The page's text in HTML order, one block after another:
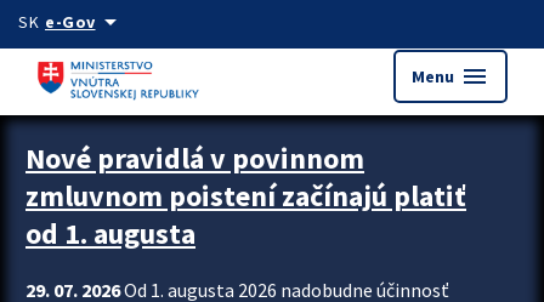
Preskocit na hlavný obsah
SK e-Govarrow_drop_down
Menu menu
Zastavit automatický posun upútavok
Nové pravidlá v povinnom
zmluvnom poistení začínajú platiť
od 1. augusta
29. 07. 2026Od 1. augusta 2026 nadobudne účinnosť